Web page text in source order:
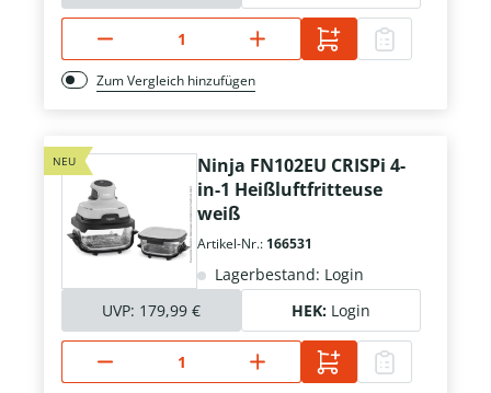
Zum Vergleich hinzufügen
NEU
Ninja FN102EU CRISPi 4-
in-1 Heißluftfritteuse
weiß
Artikel-Nr.: 166531
Lagerbestand: Login
UVP: 179,99 € HEK: Login